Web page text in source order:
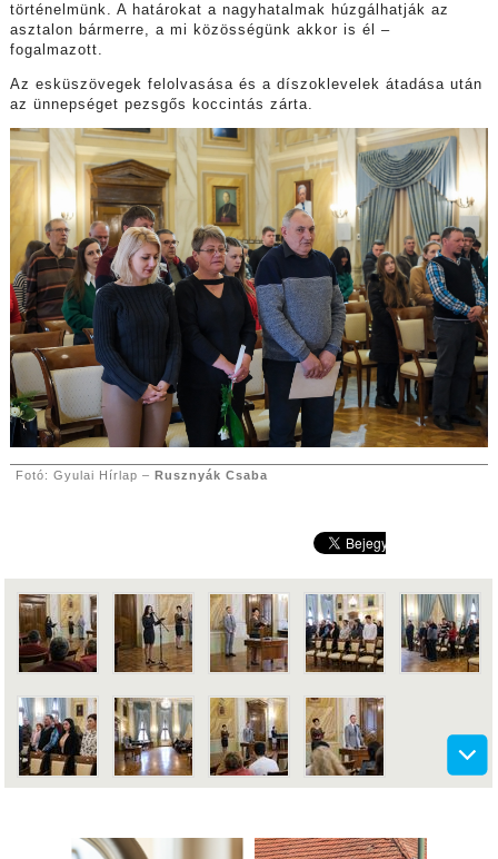
történelmünk. A határokat a nagyhatalmak húzgálhatják az
asztalon bármerre, a mi közösségünk akkor is él –
fogalmazott.
Az esküszövegek felolvasása és a díszoklevelek átadása után
az ünnepséget pezsgős koccintás zárta.
Fotó: Gyulai Hírlap – Rusznyák Csaba